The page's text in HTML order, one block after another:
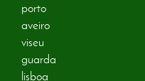
porto
aveiro
viseu
guarda
lisboa